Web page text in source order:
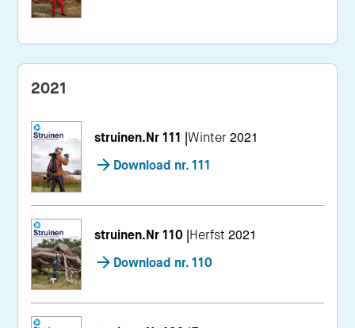
2021
struinen.Nr 111 |Winter 2021
Download nr. 111
struinen.Nr 110 |Herfst 2021
Download nr. 110